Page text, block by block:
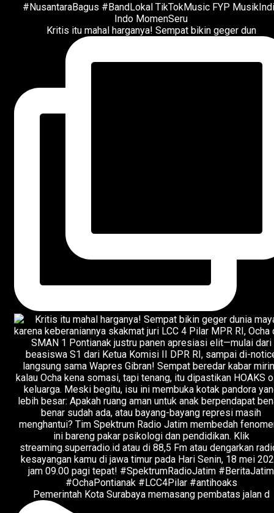
Kritis itu mahal harganya! Sempat bikin geger dun
Pemerintah Kota Surabaya memasang pembatas jalan d